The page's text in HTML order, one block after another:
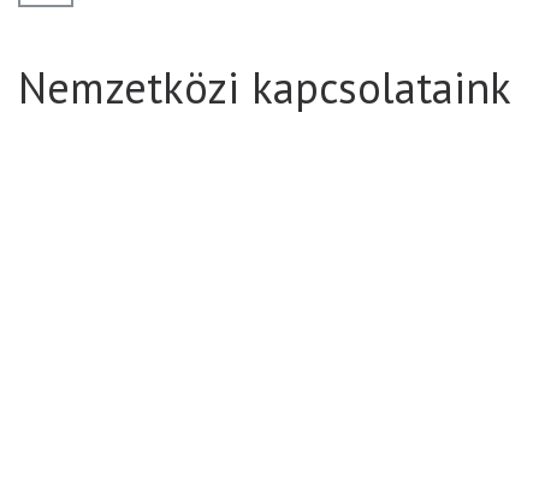
Nemzetközi kapcsolataink